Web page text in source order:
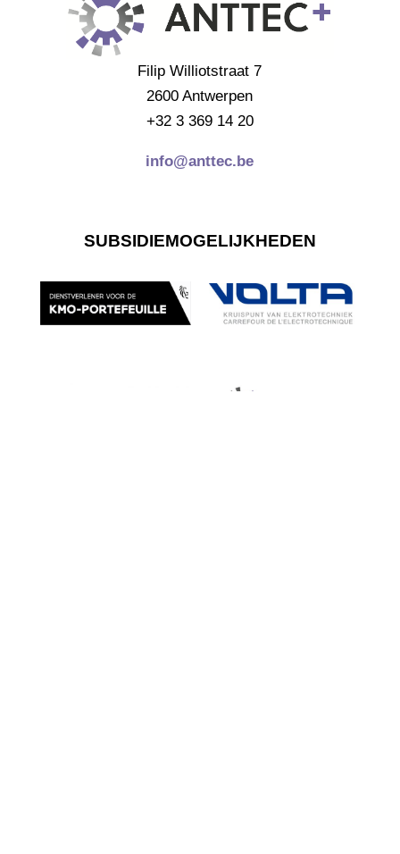
Filip Williotstraat 7
2600 Antwerpen
+32 3 369 14 20
info@anttec.be
SUBSIDIEMOGELIJKHEDEN